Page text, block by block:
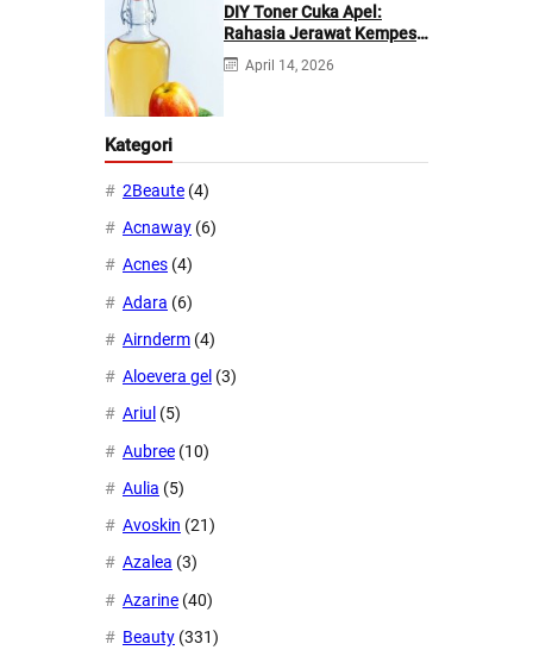
DIY Toner Cuka Apel:
Rahasia Jerawat Kempes
dalam 2 Hari!
April 14, 2026
Kategori
2Beaute (4)
Acnaway (6)
Acnes (4)
Adara (6)
Airnderm (4)
Aloevera gel (3)
Ariul (5)
Aubree (10)
Aulia (5)
Avoskin (21)
Azalea (3)
Azarine (40)
Beauty (331)